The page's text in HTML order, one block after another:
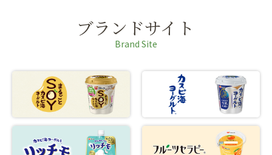
ブランドサイト
Brand Site